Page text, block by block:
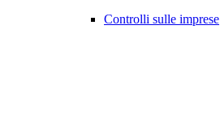
Controlli sulle imprese